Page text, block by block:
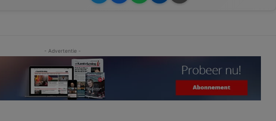
- Advertentie -